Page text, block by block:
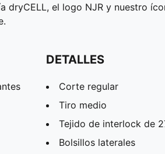
el logo NJR y nuestro
DETALLES
Corte regular
Tiro medio
Tejido de interlock de
Bolsillos laterales